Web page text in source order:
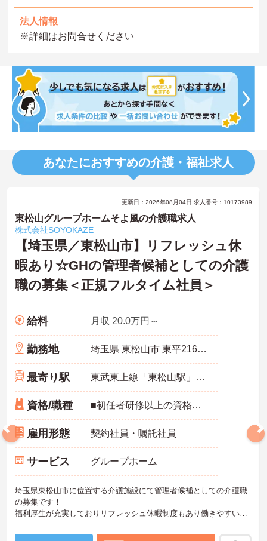
法人情報
※詳細はお問合せください
あなたにおすすめの介護・福祉求人
更新日：2026年08月04日 求人番号：10173989
東松山グループホームそよ風の介護職求人
株式会社SOYOKAZE
【埼玉県／東松山市】リフレッシュ休
暇あり☆GHの管理者候補としての介護
職の募集＜正規フルタイム社員＞
給料 月収 20.0万円～
勤務地 埼玉県 東松山市 東平2164-3
最寄り駅 東武東上線「東松山駅」バス・車15分
資格/職種 ■初任者研修以上の資格をお持ちの方 ■普通自動車運転免許必須 ■経験必須
雇用形態 契約社員・嘱託社員
サービス グループホーム
埼玉県東松山市に位置する介護施設にて管理者候補としての介護職
の募集です！
福利厚生が充実しておりリフレッシュ休暇制度もあり働きやすい環
ご興味ある方には、面接対策ポイントなど、さらに詳細をお話しい